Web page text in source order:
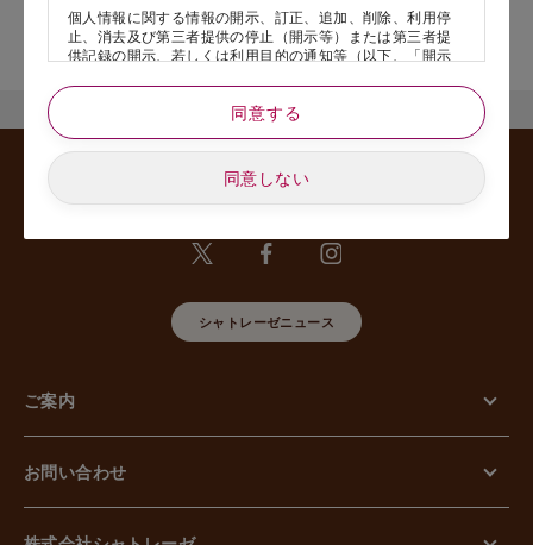
個人情報に関する情報の開示、訂正、追加、削除、利用停
止、消去及び第三者提供の停止（開示等）または第三者提
供記録の開示、若しくは利用目的の通知等（以下、「開示
のお申し出があった場合には、請求者がご本人であること
あるいは正式な代理人として認められる方であることを確
な期間と範囲内で対応させていただきます。
5. 個人情報の安全管理のために講じた措置について
に以下の措置をしております。
【組織的安全管理措置】
用、個人情報の取扱い状況を確認する手段の整備、漏えい
等事案に対応する体制の整備、取扱い状況の把握及び安全
管理措置の見直し等に関して、必要な措置を講じていま
個人情報の取扱いに関する留意事項について、従業員に定
持に関する事項を含む誓約書を取得しております。
【物理的安全管理措置】
個人情報を取り扱う区域の管理、機器及び電子媒体等の盗
難等の防止、電子媒体等を持ち運ぶ場合の漏えい等の防
て、必要な措置を講じています。
同意する
同意しない
店舗サービスに関するお問い合わせにつきましては、内容欄に『店
舗名』を記載いただけますと幸いです。
シャトレーゼニュース
ご案内
お問い合わせ